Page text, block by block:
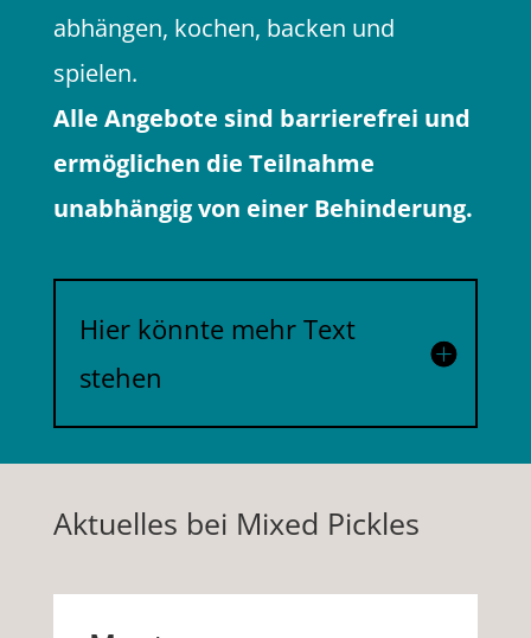
abhängen, kochen, backen und
spielen.
Alle Angebote sind barrierefrei und
ermöglichen die Teilnahme
unabhängig von einer Behinderung.
Hier könnte mehr Text
stehen
Aktuelles bei Mixed Pickles